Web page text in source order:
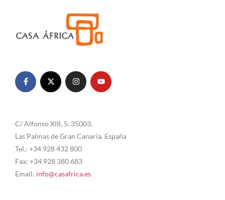
C/ Alfonso XIII, 5. 35003.
Las Palmas de Gran Canaria. España
Tel.: +34 928 432 800
Fax: +34 928 380 683
Email: info@casafrica.es